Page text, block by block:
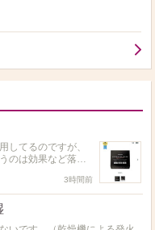
してるのですが、
のは効果など落ち
保管して使用して
3時間前